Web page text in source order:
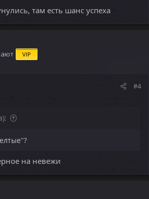
там есть шанс успеха
VIP
#4
на невежи